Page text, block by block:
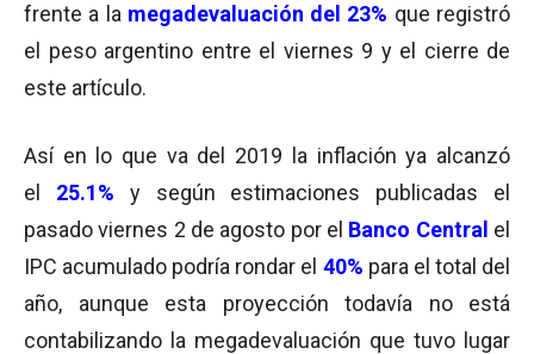
frente a la megadevaluación del 23% que registró
el peso argentino entre el viernes 9 y el cierre de
este artículo.
Así en lo que va del 2019 la inflación ya alcanzó
el 25.1% y según estimaciones publicadas el
pasado viernes 2 de agosto por el Banco Central el
IPC acumulado podría rondar el 40% para el total del
año, aunque esta proyección todavía no está
contabilizando la megadevaluación que tuvo lugar